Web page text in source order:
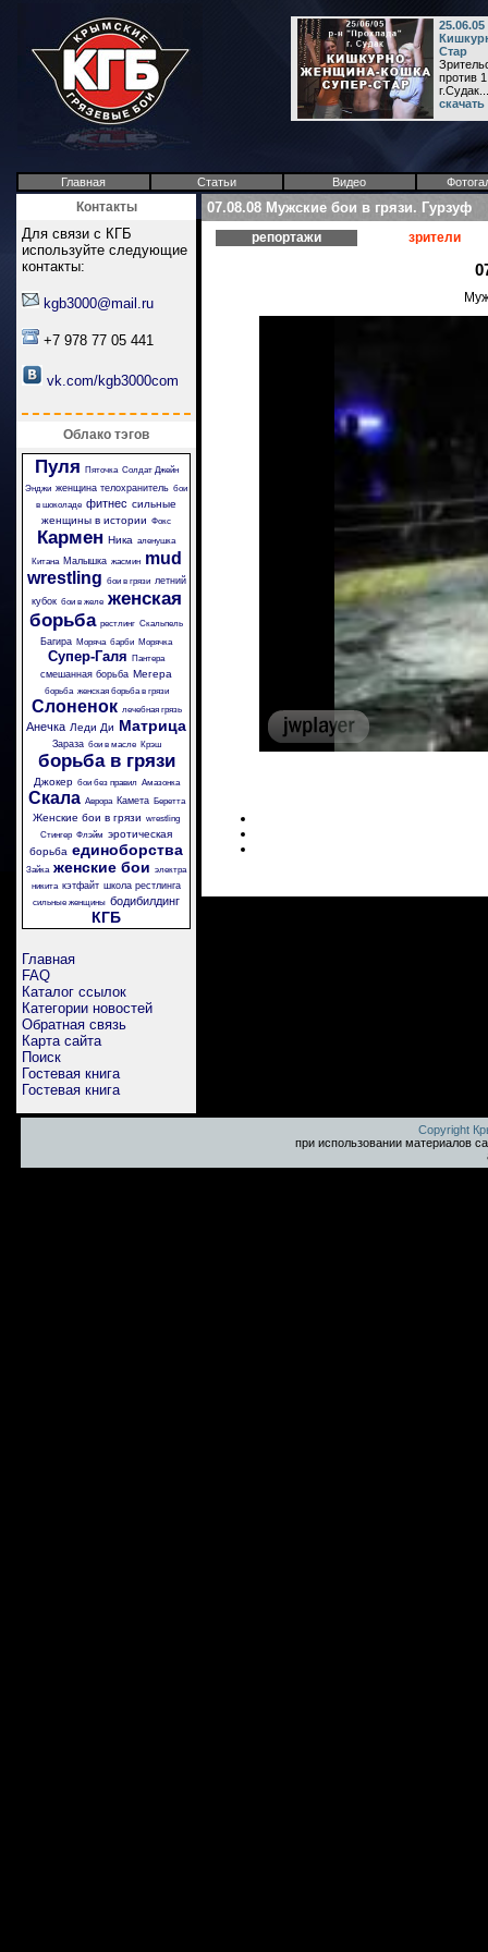
Стар
против
г.Судак...
Главная Статьи Видео
Контакты
Для связи с КГБ
используйте следующие
контакты:
kgb3000@mail.ru
+7 978 77 05 441
vk.com/kgb3000com
Облако тэгов
Пуля Пяточка Солдат Джейн
Энджи женщина телохранитель бои
в шоколаде фитнес сильные
женщины в истории Фокс
Кармен Ника аленушка
Китана Малышка жасмин
mud
wrestling бои в грязи летний
кубок бои в желе женская
борьба рестлинг Скальпель
Багира Моряча барби Морячка
Супер-Галя Пантера
смешанная борьба Мегера
борьба женская борьба в грязи
Слоненок лечебная грязь
Анечка Леди Ди Матрица
Зараза бои в масле Крэш
борьба в грязи
Джокер бои без правил Амазонка
Скала Аврора Камета Беретта
Женские бои в грязи wrestling
Стингер Флэйм эротическая
борьба единоборства
Зайка женские бои электра
никита кэтфайт школа рестлинга
сильные женщины бодибилдинг
КГБ
Главная
FAQ
Каталог ссылок
Категории новостей
Обратная связь
Карта сайта
Поиск
Гостевая книга
Гостевая книга
07.08.08 Мужские бои в грязи. Гурзуф
репортажи зрители
Copyright
при использовании материалов